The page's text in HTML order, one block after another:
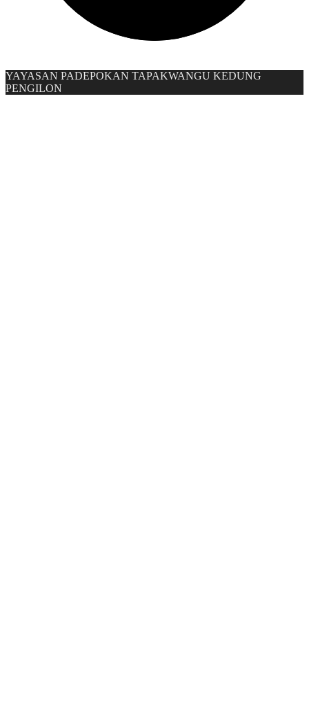
YAYASAN PADEPOKAN TAPAKWANGU KEDUNG
PENGILON